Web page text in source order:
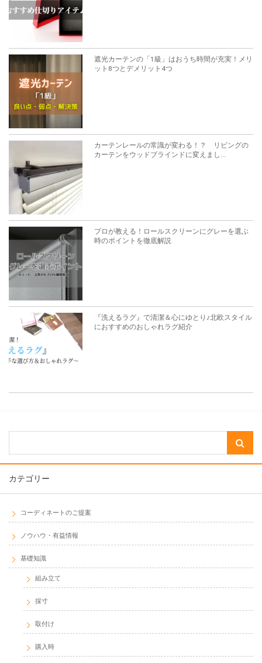
遮光カーテンの「1級」はおうち時間が充実！メリ
ット8つとデメリット4つ
カーテンレールの常識が変わる！？ リビングの
カーテンをウッドブラインドに変えまし...
プロが教える！ロールスクリーンにグレーを選ぶ
時のポイントを徹底解説
『洗えるラグ』で清潔＆心にゆとり♪北欧スタイル
におすすめのおしゃれラグ紹介
カテゴリー
コーディネートのご提案
ノウハウ・有益情報
基礎知識
組み立て
採寸
取付け
購入時